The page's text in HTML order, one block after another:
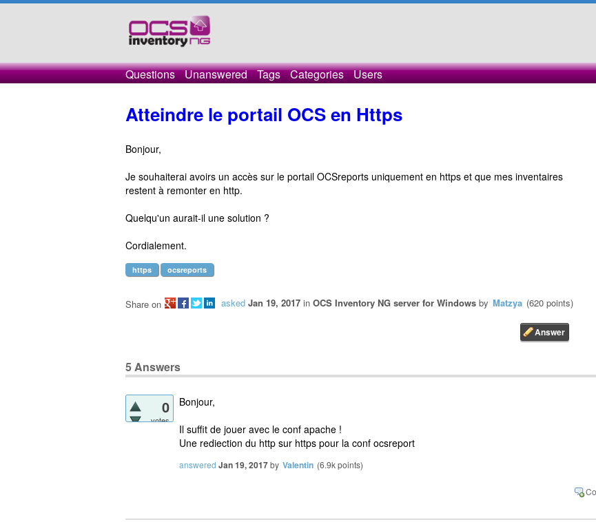
Questions Unanswered Tags Categories Users
Atteindre le portail OCS en Https
Bonjour,
Je souhaiterai avoirs un accès sur le portail OCSreports uniquement en https et que mes inventaires
restent à remonter en http.
Quelqu'un aurait-il une solution ?
Cordialement.
https ocsreports
asked Jan 19, 2017 in OCS Inventory NG server for Windows by Matzya (620 points)
Share on
5Answers
0
votes
Bonjour,
Il suffit de jouer avec le conf apache !
Une rediection du http sur https pour la conf ocsreport
answered Jan 19, 2017by Valentin (6.9kpoints)